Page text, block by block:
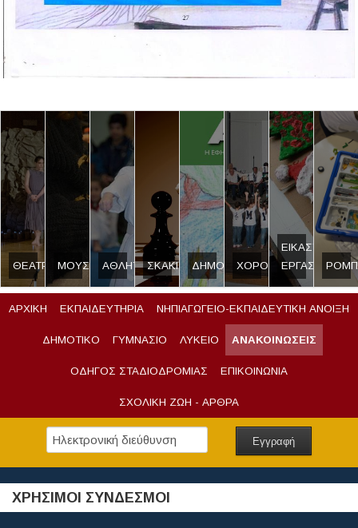
ΘΕΑΤΡΟ ΜΟΥΣΙΚΗΑΘΛΗΤΙΣΜΟΣ
ΣΚΑΚΙ ΔΗΜΟΣΙΟΓΡΑΦΙΑ
ΧΟΡΟΣ
ΕΙΚΑΣΤΙΚΟ
ΕΡΓΑΣΤΗΡΙ
ΑΡΧΙΚΗ ΕΚΠΑΙΔΕΥΤΗΡΙΑ ΝΗΠΙΑΓΩΓΕΙΟ-ΕΚΠΑΙΔΕΥΤΙΚΗ ΑΝΟΙΞΗ
ΔΗΜΟΤΙΚΟ ΓΥΜΝΑΣΙΟ ΛΥΚΕΙΟ ΑΝΑΚΟΙΝΩΣΕΙΣ
ΟΔΗΓΟΣ ΣΤΑΔΙΟΔΡΟΜΙΑΣ ΕΠΙΚΟΙΝΩΝΙΑ
ΣΧΟΛΙΚΗ ΖΩΗ - ΑΡΘΡΑ
ΧΡΗΣΙΜΟΙ ΣΥΝΔΕΣΜΟΙ